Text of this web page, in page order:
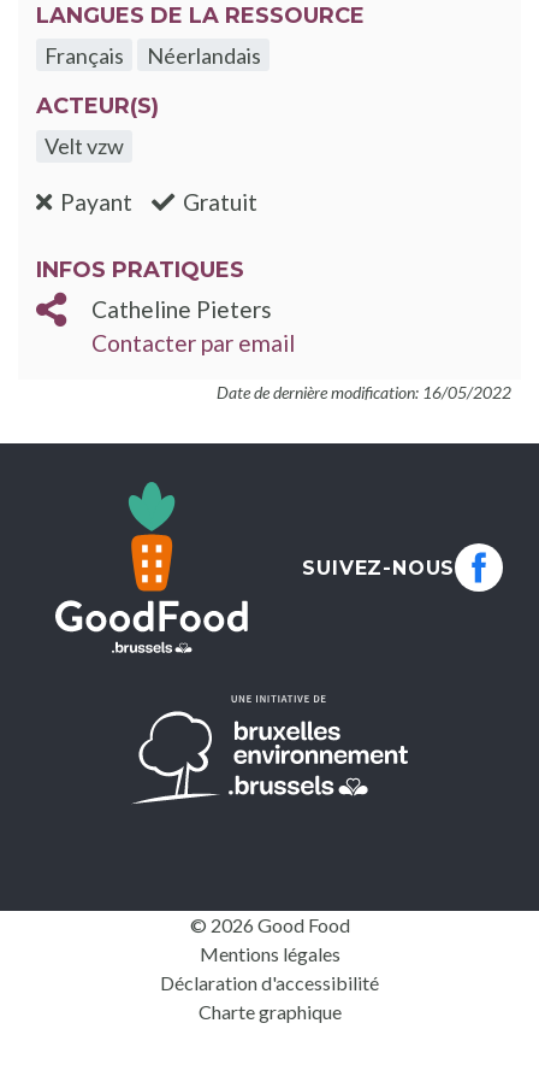
LANGUES DE LA RESSOURCE
Français
Néerlandais
ACTEUR(S)
Velt vzw
Payant :non Gratuit
INFOS PRATIQUES
Catheline Pieters
Contacter par email
Date de dernière modification: 16/05/2022
SUIVEZ-NOUS
© 2026 Good Food
Mentions légales
Déclaration d'accessibilité
Charte graphique